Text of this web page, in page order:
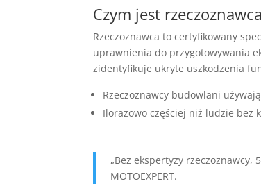
Czym jest
Rzeczoznawca to certyfikowany
uprawnienia do przygotowywania
zidentyfikuje ukryte uszkodzenia
Rzeczoznawcy budowlani
Ilorazowo częściej niż ludzie bez
„Bez ekspertyzy
MOTOEXPERT.